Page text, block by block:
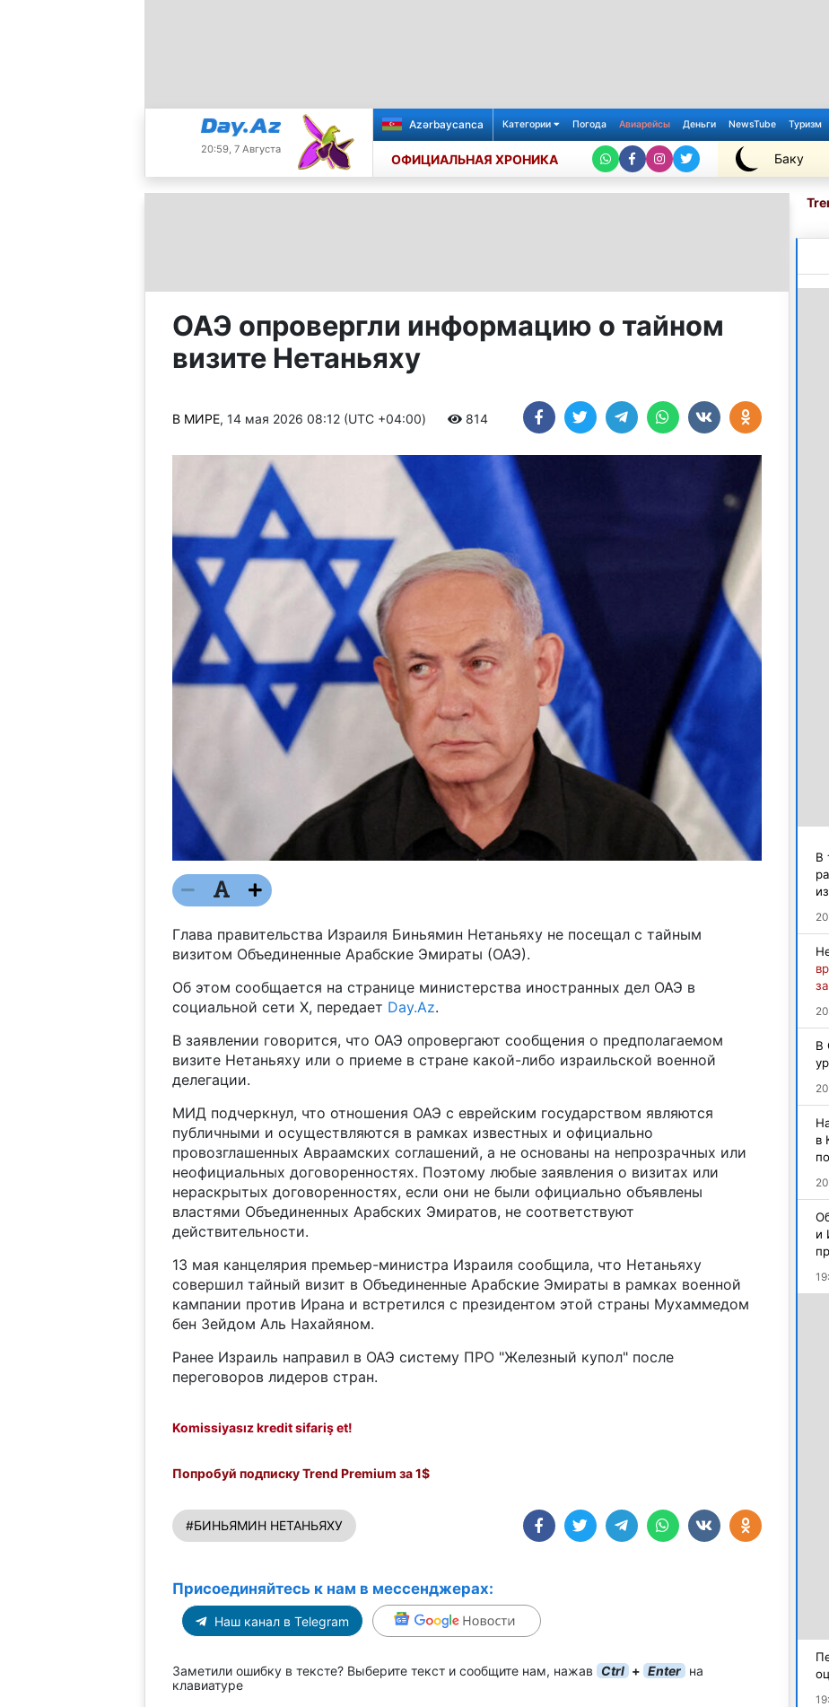
20:59, 7 Августа
Azərbaycanca Категории Погода Авиарейсы Деньги NewsTube Туризм
ОФИЦИАЛЬНАЯ ХРОНИКА Баку
+27℃
ОАЭ опровергли информацию о тайном
визите Нетаньяху
В МИРЕ, 14 мая 2026 08:12 (UTC +04:00) 814
Глава правительства Израиля Биньямин Нетаньяху не посещал с тайным
визитом Объединенные Арабские Эмираты (ОАЭ).
Об этом сообщается на странице министерства иностранных дел ОАЭ в
социальной сети X, передает Day.Az.
В заявлении говорится, что ОАЭ опровергают сообщения о предполагаемом
визите Нетаньяху или о приеме в стране какой-либо израильской военной
делегации.
МИД подчеркнул, что отношения ОАЭ с еврейским государством являются
публичными и осуществляются в рамках известных и официально
провозглашенных Авраамских соглашений, а не основаны на непрозрачных или
неофициальных договоренностях. Поэтому любые заявления о визитах или
нераскрытых договоренностях, если они не были официально объявлены
властями Объединенных Арабских Эмиратов, не соответствуют
действительности.
13 мая канцелярия премьер-министра Израиля сообщила, что Нетаньяху
совершил тайный визит в Объединенные Арабские Эмираты в рамках военной
кампании против Ирана и встретился с президентом этой страны Мухаммедом
бен Зейдом Аль Нахайяном.
Ранее Израиль направил в ОАЭ систему ПРО "Железный купол" после
переговоров лидеров стран.
Komissiyasız kredit sifariş et!
Попробуй подписку Trend Premium за 1$
#БИНЬЯМИН НЕТАНЬЯХУ
Присоединяйтесь к нам в мессенджерах:
Наш канал в Telegram
Заметили ошибку в тексте? Выберите текст и сообщите нам, нажав Ctrl + Enter на
клавиатуре
В
В
в
и